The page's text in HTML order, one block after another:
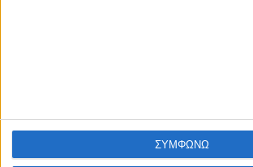
ΣΥΜΦΩΝΩ